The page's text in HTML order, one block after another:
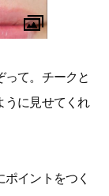
って。チークと
うに見せてくれ
イントをつく